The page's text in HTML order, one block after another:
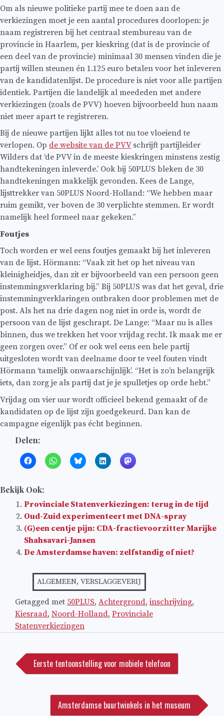
Om als nieuwe politieke partij mee te doen aan de
verkiezingen moet je een aantal procedures doorlopen: je
naam registreren bij het centraal stembureau van de
provincie in Haarlem, per kieskring (dat is de provincie of
een deel van de provincie) minimaal 30 mensen vinden die je
partij willen steunen én 1.125 euro betalen voor het inleveren
van de kandidatenlijst. De procedure is niet voor alle partijen
identiek. Partijen die landelijk al meededen met andere
verkiezingen (zoals de PVV) hoeven bijvoorbeeld hun naam
niet meer apart te registreren.
Bij de nieuwe partijen lijkt alles tot nu toe vloeiend te
verlopen. Op de website van de PVVschrijft partijleider
Wilders dat ‘de PVV in de meeste kieskringen minstens zestig
handtekeningen inleverde.’ Ook bij 50PLUS bleken de 30
handtekeningen makkelijk gevonden. Kees de Lange,
lijsttrekker van 50PLUS Noord-Holland: “We hebben maar
ruim gemikt, ver boven de 30 verplichte stemmen. Er wordt
namelijk heel formeel naar gekeken.”
Foutjes
Toch worden er wel eens foutjes gemaakt bij het inleveren
van de lijst. Hörmann: “Vaak zit het op het niveau van
kleinigheidjes, dan zit er bijvoorbeeld van een persoon geen
instemmingsverklaring bij.” Bij 50PLUS was dat het geval, drie
instemmingverklaringen ontbraken door problemen met de
post. Als het na drie dagen nog niet in orde is, wordt de
persoon van de lijst geschrapt. De Lange: “Maar nu is alles
binnen, dus we trekken het voor vrijdag recht. Ik maak me er
geen zorgen over.” Of er ook wel eens een hele partij
uitgesloten wordt van deelname door te veel fouten vindt
Hörmann ‘tamelijk onwaarschijnlijk’. “Het is zo’n belangrijk
iets, dan zorg je als partij dat je je spulletjes op orde hebt.”
Vrijdag om vier uur wordt officieel bekend gemaakt of de
kandidaten op de lijst zijn goedgekeurd. Dan kan de
campagne eigenlijk pas écht beginnen.
Delen:
Bekijk Ook:
Provinciale Statenverkiezingen: terug in de tijd
Oud-Zuid experimenteert met DNA-spray
(G)een centje pijn: CDA-fractievoorzitter Marijke
Shahsavari-Jansen
De Amsterdamse haven: zelfstandig of niet?
ALGEMEEN,VERSLAGGEVERIJ
Getagged met 50PLUS, Achtergrond, inschrijving,
Kiesraad, Noord-Holland, Provinciale
Statenverkiezingen
navigatie
Eerste tentoonstelling voor mobiele telefoon
Amsterdamse buurtwinkels in het museum